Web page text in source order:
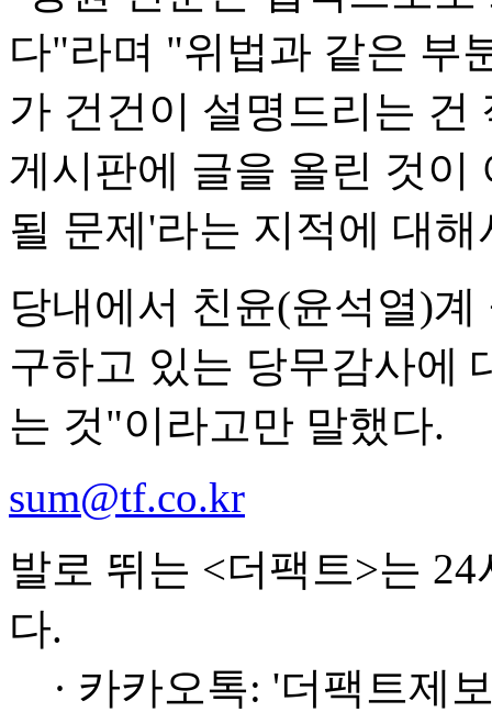
다"라며 "위법과 같은 부
가 건건이 설명드리는 건
게시판에 글을 올린 것이
될 문제'라는 지적에 대
당내에서 친윤(윤석열)
구하고 있는 당무감사에
는 것"이라고만 말했다.
sum@tf.co.kr
발로 뛰는 <더팩트>는
다.
· 카카오톡: '더팩트제